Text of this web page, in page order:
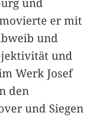
und
er mit
und
und
Werk Josef
den
und Siegen